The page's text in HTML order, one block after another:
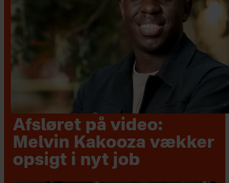
Afsløret på video:
Melvin Kakooza vækker
opsigt i nyt job